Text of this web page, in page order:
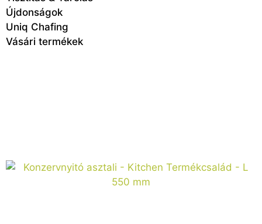
Újdonságok
Uniq Chafing
Vásári termékek